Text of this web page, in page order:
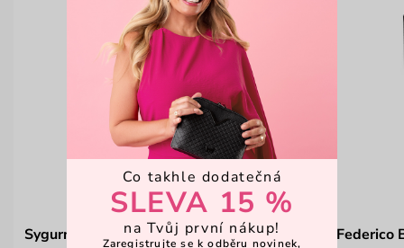
Sygurny Men Black Federico
Co takhle dodatečná
SLEVA 15 %
na Tvůj první nákup!
Zaregistrujte se k odběru novinek,